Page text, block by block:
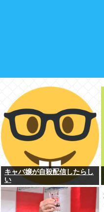
キャバ嬢が自殺配信したらし
い